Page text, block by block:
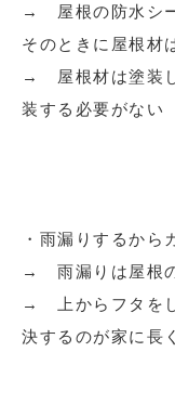
→ 屋根の防水シ
そのときに屋根材
→ 屋根材は塗装
装する必要がない
・雨漏りするから
→ 雨漏りは屋根
→ 上からフタを
決するのが家に長